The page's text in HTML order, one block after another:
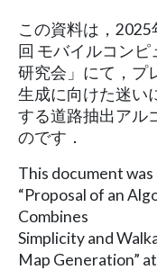
この資料は，
回 モバイルコン
研究会」にて，プ
生成に向けた迷い
する道路抽出アル
のです．
This document
“Proposal of an
Combines
Simplicity and
Map Generation”